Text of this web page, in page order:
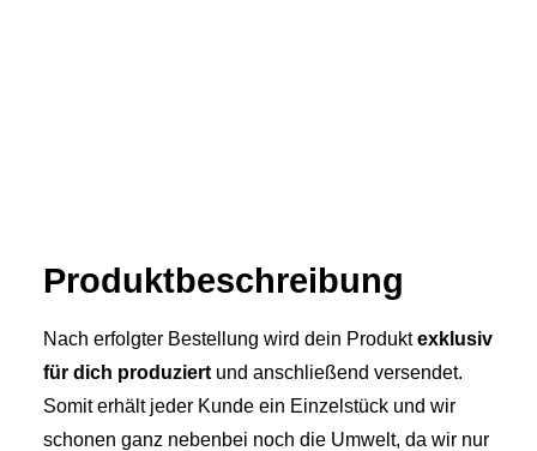
Produkt­­beschreibung
Nach erfolgter Bestellung wird dein Produktexklusiv
für dich produziert und anschließend versendet.
Somit erhält jeder Kunde ein Einzelstück und wir
schonen ganz nebenbei noch die Umwelt, da wir nur